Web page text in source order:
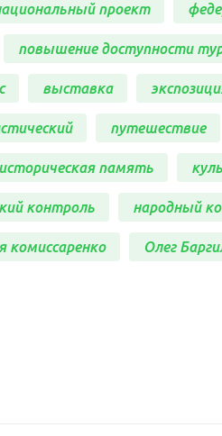
проект
повышение доступности
выставка
путешествие
историческая память
контроль народный
комиссаренко Олег